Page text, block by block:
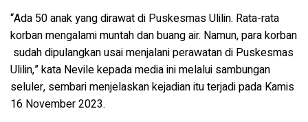
“Ada 50 anak yang dirawat di Puskesmas Ulilin. Rata-rata
korban mengalami muntah dan buang air. Namun, para korban
sudah dipulangkan usai menjalani perawatan di Puskesmas
Ulilin,” kata Nevile kepada media ini melalui sambungan
seluler, sembari menjelaskan kejadian itu terjadi pada Kamis
16 November 2023.